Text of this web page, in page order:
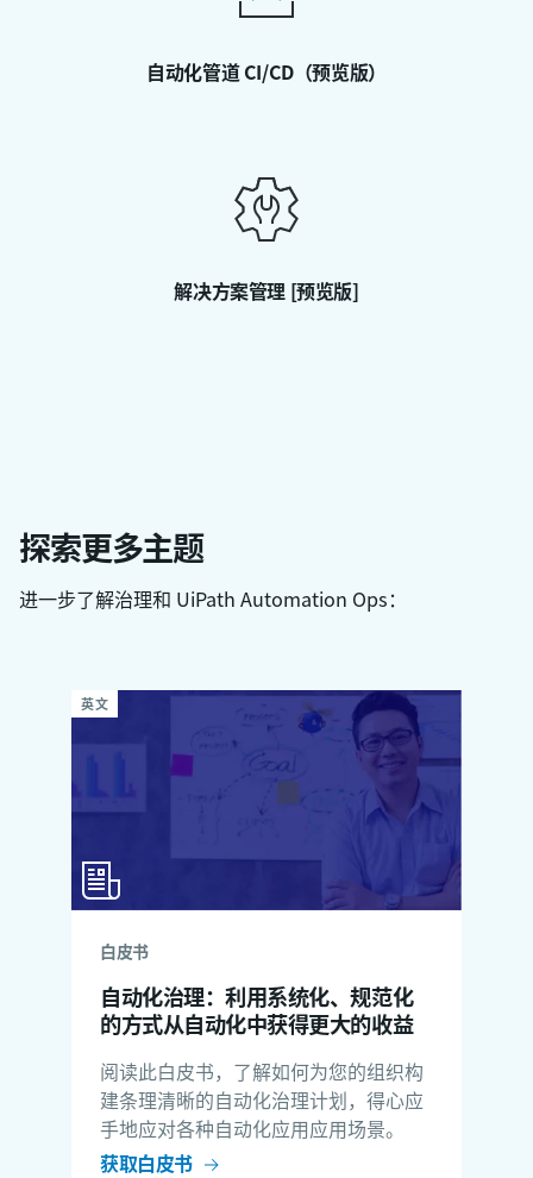
自动化管道 CI/CD（预览版）
解决方案管理 [预览版]
探索更多主题
进一步了解治理和 UiPath Automation Ops：
英文
白皮书
自动化治理：利用系统化、规范化
的方式从自动化中获得更大的收益
阅读此白皮书，了解如何为您的组织构
建条理清晰的自动化治理计划，得心应
手地应对各种自动化应用应用场景。
获取白皮书